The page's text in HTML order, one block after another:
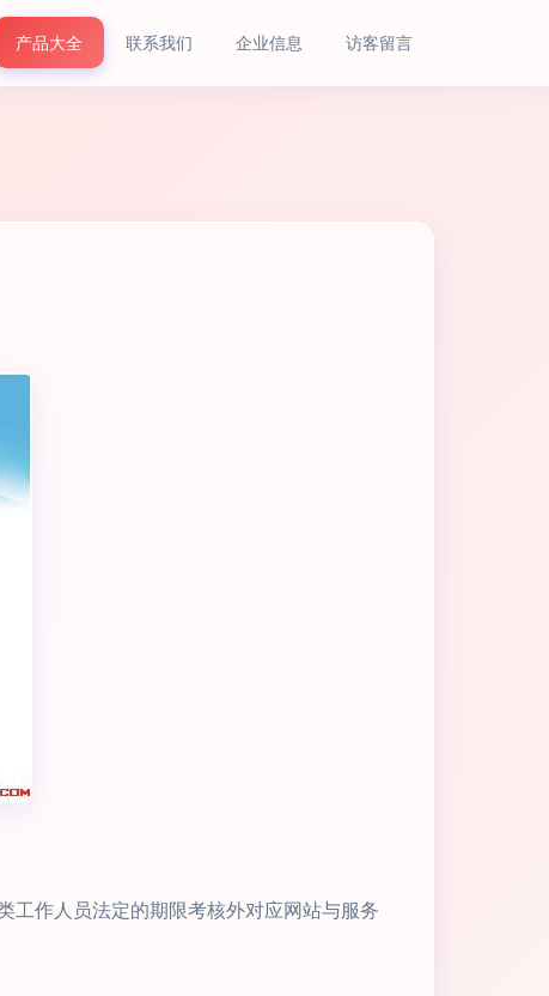
产品大全 联系我们 企业信息 访客留言
工作人员法定的期限考核外对应网站与服务